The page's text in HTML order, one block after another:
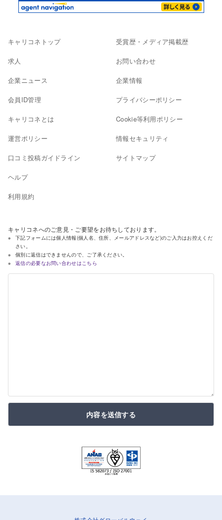
キャリコネトップ
求人
企業ニュース
会員ID管理
キャリコネとは
運営ポリシー
口コミ投稿ガイドライン
ヘルプ
利用規約
受賞歴・メディア掲載歴
お問い合わせ
企業情報
プライバシーポリシー
Cookie等利用ポリシー
情報セキュリティ
サイトマップ
キャリコネへのご意見・ご要望をお待ちしております。
下記フォームには個人情報(個人名、住所、メールアドレスなど)のご入力はお控えくだ
さい。
個別に返信はできませんので、ご了承ください。
返信の必要なお問い合わせはこちら
内容を送信する